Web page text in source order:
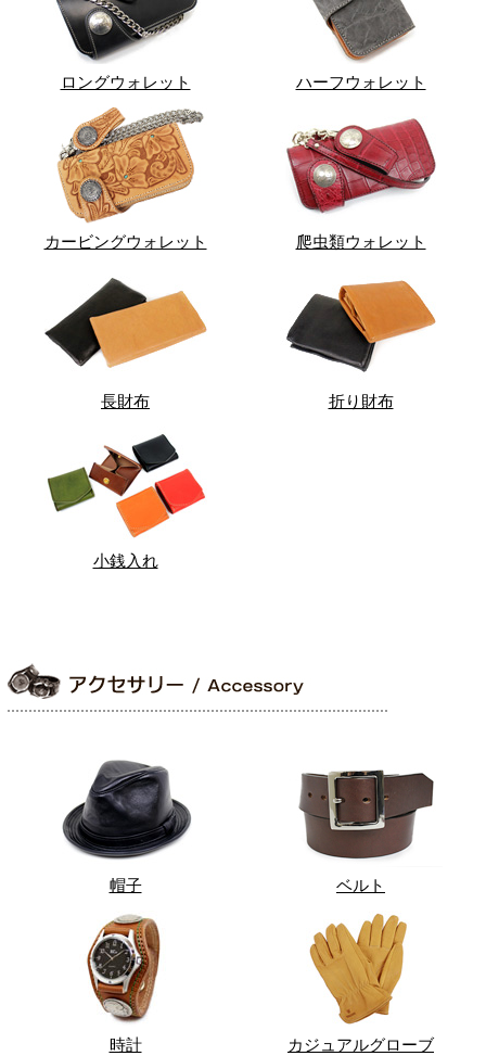
ロングウォレット ハーフウォレット
カービングウォレット 爬虫類ウォレット
長財布 折り財布
小銭入れ
帽子 ベルト
時計 カジュアルグローブ